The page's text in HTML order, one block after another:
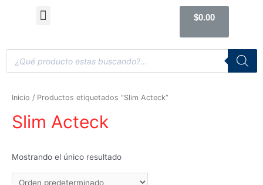
$0.00
Inicio / Productos etiquetados “Slim Acteck”
Slim Acteck
Mostrando el único resultado